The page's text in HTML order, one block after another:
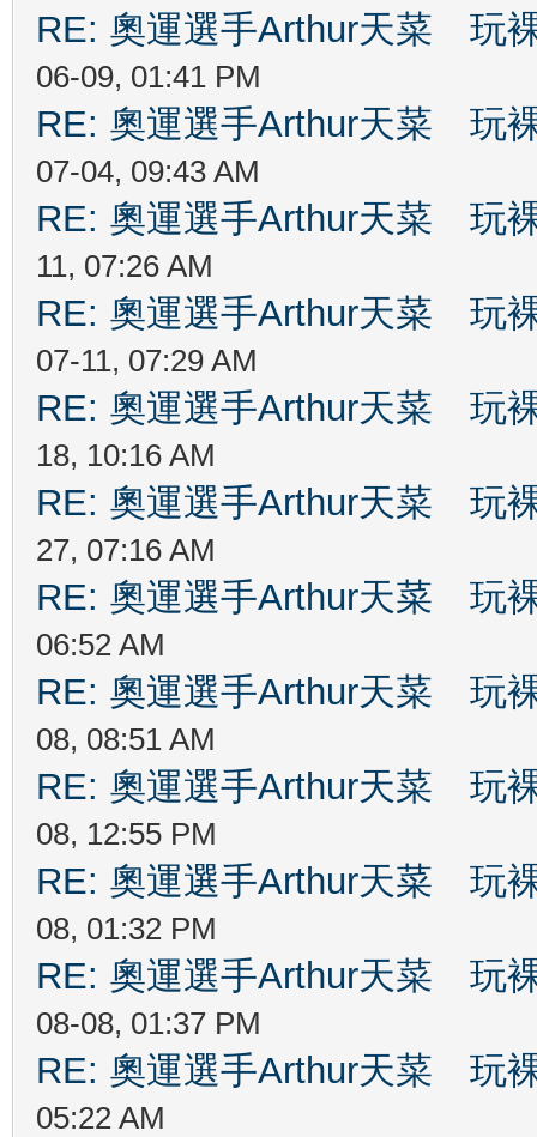
RE: 奧運選手Arthur天菜 玩
06-09, 01:41 PM
RE: 奧運選手Arthur天菜 玩
07-04, 09:43 AM
RE: 奧運選手Arthur天菜 玩
11, 07:26 AM
RE: 奧運選手Arthur天菜 玩
07-11, 07:29 AM
RE: 奧運選手Arthur天菜 玩
18, 10:16 AM
RE: 奧運選手Arthur天菜 玩
27, 07:16 AM
RE: 奧運選手Arthur天菜 玩
06:52 AM
RE: 奧運選手Arthur天菜 玩
08, 08:51 AM
RE: 奧運選手Arthur天菜 玩
08, 12:55 PM
RE: 奧運選手Arthur天菜 玩
08, 01:32 PM
RE: 奧運選手Arthur天菜 玩
08-08, 01:37 PM
RE: 奧運選手Arthur天菜 玩
05:22 AM